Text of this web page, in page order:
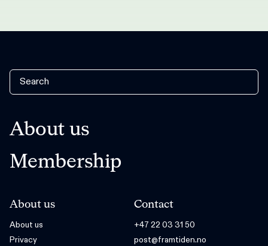
About us
Membership
About us
About us
Privacy
Contact
+47 22 03 31 50
post@framtiden.no